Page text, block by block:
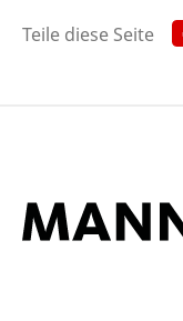
Teile diese Seite